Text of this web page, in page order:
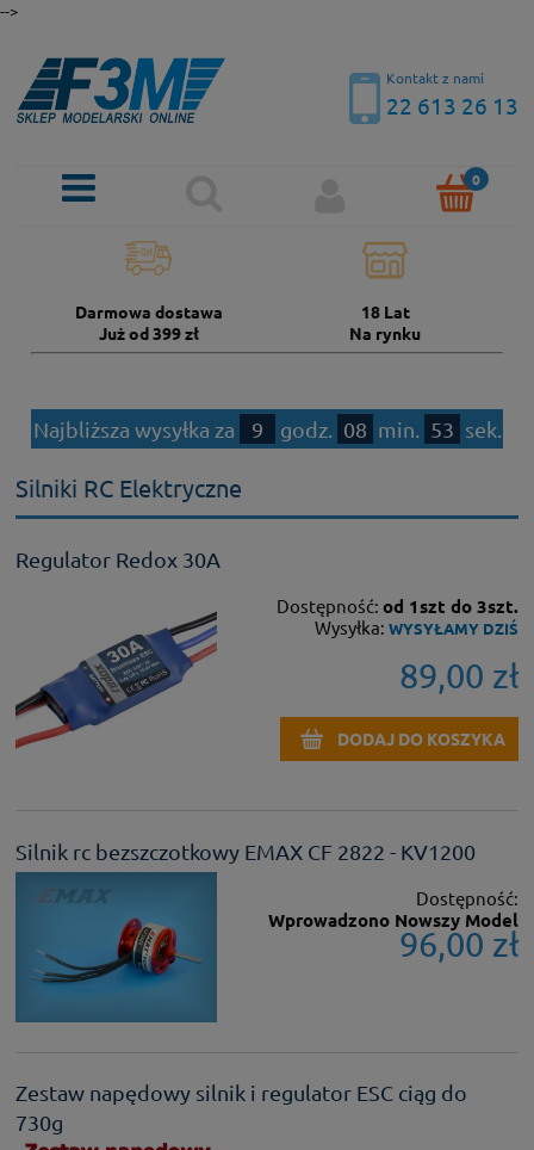
-->
Kontakt z nami
22 613 26 13
Darmowa dostawa
Już od 399 zł
18 Lat
Na rynku
Najbliższa wysyłka za 9 godz. 08 min. 53 sek.
Silniki RC Elektryczne
Regulator Redox 30A
Dostępność: od 1szt do 3szt.
Wysyłka: WYSYŁAMY DZIŚ
89,00 zł
DODAJ DO KOSZYKA
Silnik rc bezszczotkowy EMAX CF 2822 - KV1200
Dostępność:
Wprowadzono Nowszy Model
96,00 zł
Zestaw napędowy silnik i regulator ESC ciąg do
730g